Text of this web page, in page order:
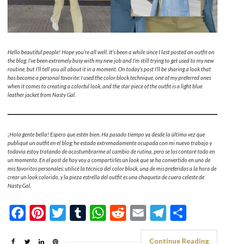
Hello beautiful people! Hope you’re all well. It’s been a while since I last posted an outfit on
the blog; I’ve been extremely busy with my new job and I’m still trying to get used to my new
routine, but I’ll tell you all about it in a moment. On today’s post I’ll be sharing a look that
has become a personal favorite: I used the color block technique, one of my preferred ones
when it comes to creating a colorful look, and the star piece of the outfit is a light blue
leather jacket from Nasty Gal.
¡Hola gente bella! Espero que estén bien. Ha pasado tiempo ya desde la última vez que
publiqué un outfit en el blog; he estado extremadamente ocupada con mi nuevo trabajo y
todavía estoy tratando de acostumbrarme al cambio de rutina, pero se los contaré todo en
un momento. En el post de hoy voy a compartirles un look que se ha convertido en uno de
mis favoritos personales: utilicé la técnica del color block, una de mis preferidas a la hora de
crear un look colorido, y la pieza estrella del outfit es una chaqueta de cuero celeste de
Nasty Gal.
Facebook
Pinterest
Twitter
Tumblr
WhatsApp
Reddit
Email
Continue Reading